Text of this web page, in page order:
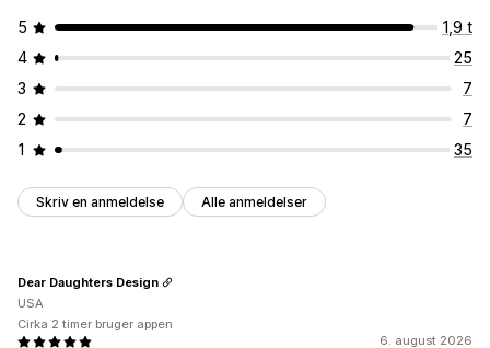
5
1,9 t
4
25
3
7
2
7
1
35
Skriv en anmeldelse Alle anmeldelser
6. august 2026
Dear Daughters Design
USA
Cirka 2 timer bruger appen